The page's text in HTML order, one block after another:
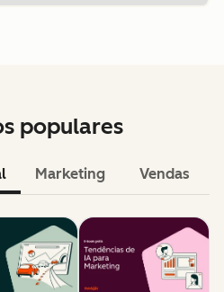
populares
Marketing Vendas